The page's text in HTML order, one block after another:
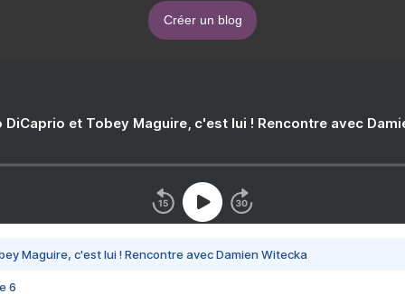
Créer un blog
DiCaprio et Tobey Maguire, c'est lui ! Rencontre avec
Maguire, c'est lui ! Rencontre avec Damien Witecka
6